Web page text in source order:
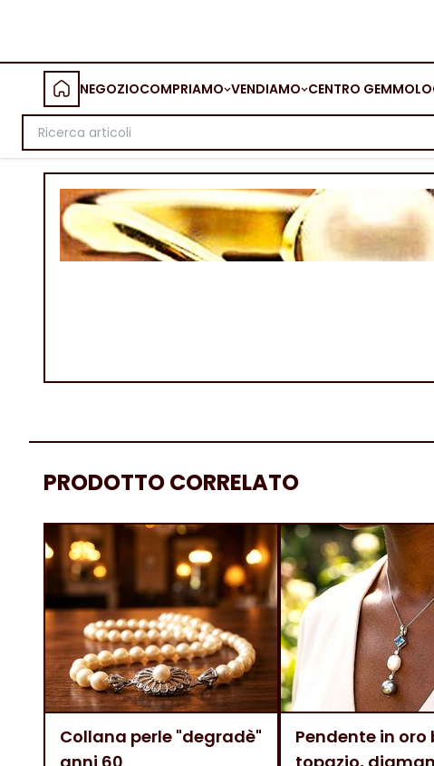
NEGOZIOCOMPRIAMO VENDIAMO CENTRO
PRODOTTO CORRELATO
Collana perle "degradè"
Pendente in oro